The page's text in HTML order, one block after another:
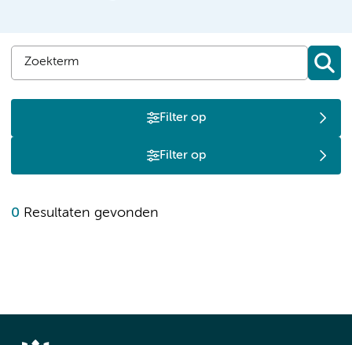
Filter op
Filter op
0 Resultaten gevonden